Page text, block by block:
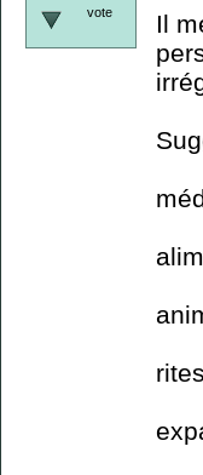
vote
Il